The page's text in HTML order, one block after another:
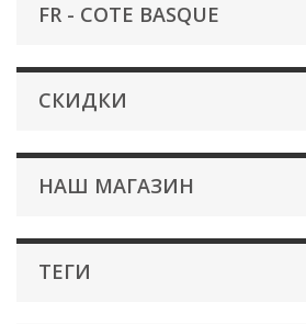
FR - COTE BASQUE
СКИДКИ
НАШ МАГАЗИН
ТЕГИ